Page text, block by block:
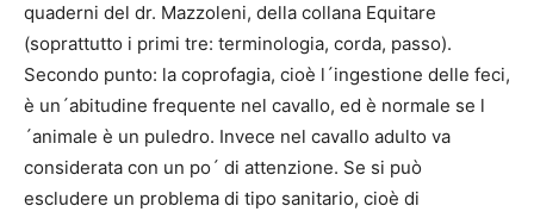
quaderni del dr. Mazzoleni, della collana Equitare
(soprattutto i primi tre: terminologia, corda, passo).
Secondo punto: la coprofagia, cioè l´ingestione delle feci,
è un´abitudine frequente nel cavallo, ed è normale se l
´animale è un puledro. Invece nel cavallo adulto va
considerata con un po´ di attenzione. Se si può
escludere un problema di tipo sanitario, cioè di